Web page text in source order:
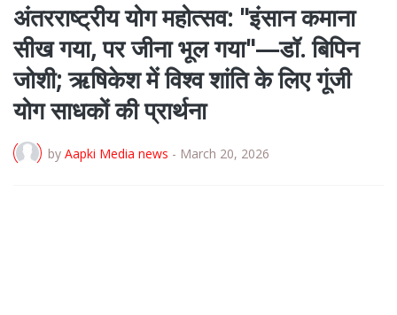
अंतरराष्ट्रीय योग महोत्सव: "इंसान कमाना
सीख गया, पर जीना भूल गया"—डॉ. बिपिन
जोशी; ऋषिकेश में विश्व शांति के लिए गूंजी
योग साधकों की प्रार्थना
by Aapki Media news - March 20, 2026